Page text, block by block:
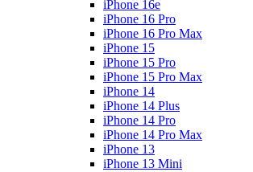
iPhone 16e
iPhone 16 Pro
iPhone 16 Pro Max
iPhone 15
iPhone 15 Pro
iPhone 15 Pro Max
iPhone 14
iPhone 14 Plus
iPhone 14 Pro
iPhone 14 Pro Max
iPhone 13
iPhone 13 Mini